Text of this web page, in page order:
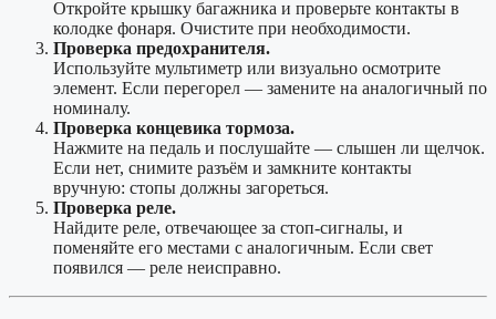
Откройте крышку багажника и проверьте контакты в
колодке фонаря. Очистите при необходимости.
Проверка предохранителя.
Используйте мультиметр или визуально осмотрите
элемент. Если перегорел — замените на аналогичный по
номиналу.
Проверка концевика тормоза.
Нажмите на педаль и послушайте — слышен ли щелчок.
Если нет, снимите разъём и замкните контакты
вручную: стопы должны загореться.
Проверка реле.
Найдите реле, отвечающее за стоп-сигналы, и
поменяйте его местами с аналогичным. Если свет
появился — реле неисправно.